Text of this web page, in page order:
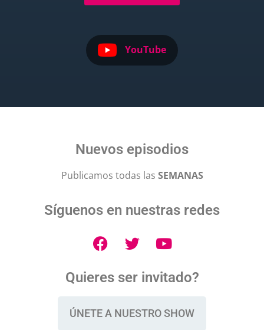
YouTube
Nuevos episodios
Publicamos todas las SEMANAS
Síguenos en nuestras redes
Quieres ser invitado?
ÚNETE A NUESTRO SHOW